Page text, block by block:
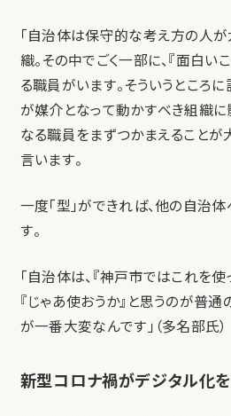
「自治体は保守的な考え方の人
織。その中でごく一部に、『面白い
る職員がいます。そういうところ
が媒介となって動かすべき組織に
なる職員をまずつかまえることが
言います。
一度「型」ができれば、他の自治
す。
「自治体は、『神戸市ではこれを使
『じゃあ使おうか』と思うのが普
が一番大変なんです」（多名部氏）
新型コロナ禍がデジタル化